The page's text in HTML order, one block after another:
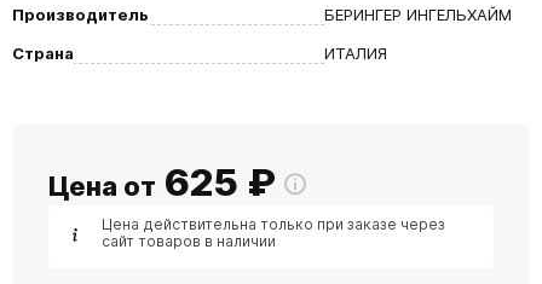
Производитель
БЕРИНГЕР ИНГЕЛЬХАЙМ
Страна
ИТАЛИЯ
Цена от 625 ₽
Цена действительна только при заказе через
сайт товаров в наличии